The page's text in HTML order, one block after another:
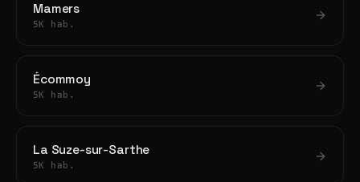
Mamers
5K hab.
Écommoy
5K hab.
La Suze-sur-Sarthe
5K hab.